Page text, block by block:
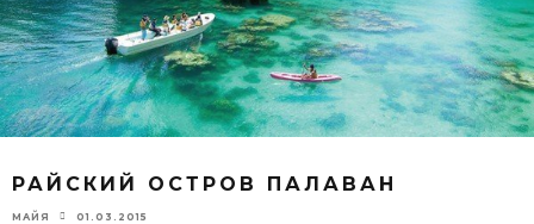
РАЙСКИЙ ОСТРОВ ПАЛАВАН
МАЙЯ 01.03.2015